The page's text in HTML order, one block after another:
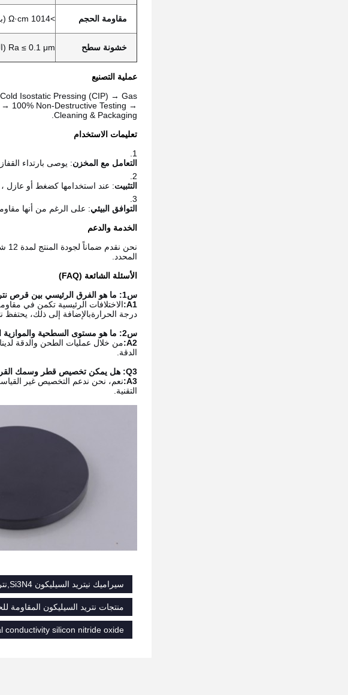
مقاومة الحجم >1014 Ω·cm (بحرارة الغرفة)
خشونة سطح Ra ≤ 0.1 μm (المرايا البولندية)
عملية التصنيع
Isostatic Pressing (CIP) → Gas
100% Non-Destructive Testing →
Cleaning & Packaging.
تعليمات الاستخدام
التعامل مع المخزن: يوصى بارتداء
التثبيت: عند استخدامها كضغط أو عازل
التوافق البيئي: على الرغم من أنها
الخدمة والدعم
المحدد.
الأسئلة الشائعة (FAQ)
س1: ما هو الفرق الرئيسي بين قرص نتريد السيليكون وقرص الزركونيا؟
A1: الاختلافات الرئيسية تكمن في
درجة الحرارةبالإضافة إلى ذلك، يحتفظ نتريد
س2: ما هو مستوى السطحية والموازية الذي يمكن تحقيقه للقرص؟
A2:
الدقة.
Q3: هل يمكن تخصيص قطر وسمك القرص؟
A3: نعم، نحن ندعم التخصيص غير
التقنية.
سيراميك نيتريد السيليكون Si3N4,نتريد السيليكون ذو التوصيل الحراري العالي si3n4,موصلة كهربائية أكسيد نتريد السيليكون
منتجات نتريد السيليكون المقاومة
conductivity silicon nitride oxide